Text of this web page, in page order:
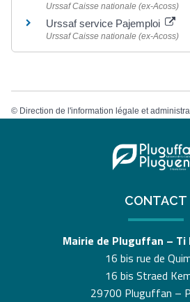
Urssaf Caisse nationale (ex-Acoss)
Urssaf service Pajemploi
Urssaf Caisse nationale (ex-Acoss)
© Direction de l'information légale et
CONTACT
Mairie de Pluguffan – Ti
16 bis rue de
16 bis Straed
29700 Pluguffan –